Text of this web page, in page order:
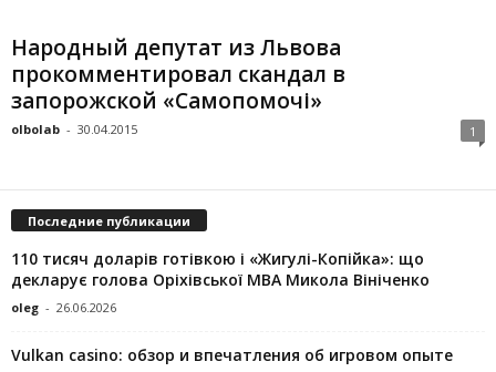
Народный депутат из Львова
прокомментировал скандал в
запорожской «Самопомочі»
olbolab - 30.04.2015 1
Последние публикации
110 тисяч доларів готівкою і «Жигулі-Копійка»: що
декларує голова Оріхівської МВА Микола Вініченко
oleg - 26.06.2026
Vulkan casino: обзор и впечатления об игровом опыте